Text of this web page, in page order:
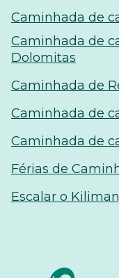
Caminhada de
Caminhada de
Dolomitas
Caminhada de
Caminhada de
Caminhada de
Férias de
Escalar o